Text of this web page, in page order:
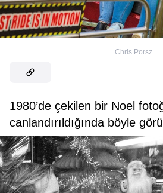
Chris Porsz
1980’de çekilen bir Noel
canlandırıldığında böyle